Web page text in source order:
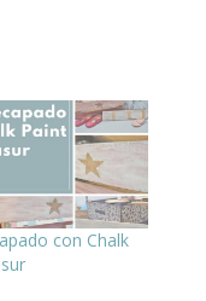
con Chalk